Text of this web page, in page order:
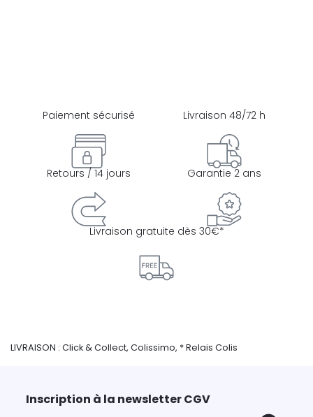
Paiement sécurisé Livraison 48/72 h
Retours / 14 jours Garantie 2 ans
Livraison gratuite dès 30€*
LIVRAISON : Click & Collect, Colissimo, * Relais Colis
Inscription à la newsletter CGV